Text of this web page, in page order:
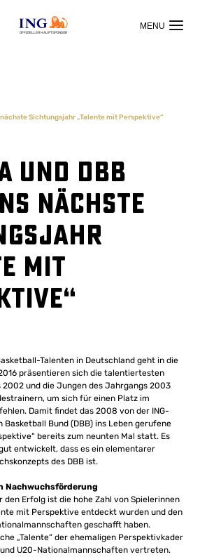
OFFIZIELLER HAUPTSPONSOR
Sichtungsjahr „Talente mit Perspektive“
und DBB
nächste
mit
Talenten in Deutschland geht in die
präsentieren sich die talentiertesten
2002 und die Jungen des Jahrgangs 2003
um sich für einen Platz im
Damit findet das 2008 von der ING-
Basketball Bund (DBB) ins Leben gerufene
bereits zum neunten Mal statt. Es
entwickelt, dass es ein elementarer
des DBB ist.
Nachwuchsförderung
den Erfolg ist die hohe Zahl von Spielerinnen
mit Perspektive entdeckt wurden und den
geschafft haben.
„Talente“ der ehemaligen Perspektivkader
und U20-Nationalmannschaften vertreten.